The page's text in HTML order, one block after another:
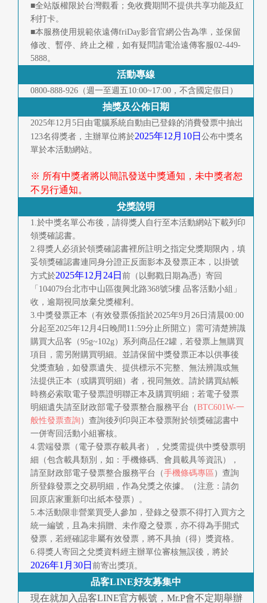
■全站版權限於台灣觀看；免收費期間不提供共享功能及紅
利打卡。
■本服務使用規範依遠傳friDay影音官網公告為準，並保留
修改、暫停、終止之權，如有疑問請電洽遠傳客服02-449-
5888。
活動專線
0800-888-926（週一至週五10:00~17:00，不含國定假日）
抽獎及公佈日期
2025年12月5日由電腦系統自動由已登錄的消費發票中抽出
123名得獎者，主辦單位將於2025年12月10日 公布中獎名
單於本活動網站。
※ 所有中獎者將以簡訊發送中獎通知，未中獎者恕
不另行通知。
兌獎說明
1.於中獎名單公布後，請得獎人自行至本活動網站下載列印
領獎確認書。
2.得獎人必須於領獎確認書裡所註明之指定兌獎期限內，填
妥領獎確認書連同身分證正反面影本及發票正本，以掛號
方式於2025年12月24日 前（以郵戳日期為憑）寄回
「104079台北市中山區復興北路368號5樓 品客活動小組」
收，逾期視同放棄兌獎權利。
3.中獎發票正本（有效發票係指於2025年9月26日清晨00:00
分起至2025年12月4日晚間11:59分止所開立）需可清楚辨識
購買大品客（95g~102g）系列商品任2罐，若發票上無購買
項目，需另附購買明細。並請保留中獎發票正本以供事後
兌獎查驗，如發票遺失、提供標示不完整、無法辨識或無
法提供正本（或購買明細）者，視同無效。請於購買結帳
時務必索取電子發票證明聯正本及購買明細；若電子發票
明細遺失請至財政部電子發票整合服務平台（BTC601W-一
般性發票查詢 ）查詢後列印與正本發票附於領獎確認書中
一併寄回活動小組審核。
4.雲端發票（電子發票存載具者），兌獎需提供中獎發票明
細（包含載具類別，如：手機條碼、會員載具等資訊），
請至財政部電子發票整合服務平台（手機條碼專區 ）查詢
所登錄發票之交易明細，作為兌獎之依據。（注意：請勿
回原店家重新印出紙本發票）。
5.本活動限非營業買受人參加，登錄之發票不得打入買方之
統一編號，且為未捐贈、未作廢之發票，亦不得為手開式
發票，若經確認非屬有效發票，將不具抽（得）獎資格。
6.得獎人寄回之兌獎資料經主辦單位審核無誤後，將於
2026年1月30日 前寄出獎項。
品客LINE好友募集中
現在就加入品客LINE官方帳號，Mr.P會不定期舉辦